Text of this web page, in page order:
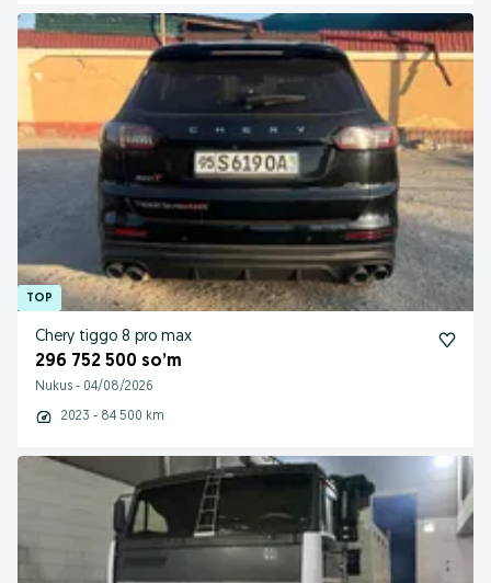
Chery tiggo 8 pro max
296 752 500 so’m
Nukus - 04/08/2026
2023 - 84 500 km